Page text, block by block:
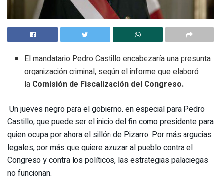
El mandatario Pedro Castillo encabezaría una presunta
organización criminal, según el informe que elaboró
la Comisión de Fiscalización del Congreso.
Un jueves negro para el gobierno, en especial para Pedro
Castillo, que puede ser el inicio del fin como presidente para
quien ocupa por ahora el sillón de Pizarro. Por más argucias
legales, por más que quiere azuzar al pueblo contra el
Congreso y contra los políticos, las estrategias palaciegas
no funcionan.